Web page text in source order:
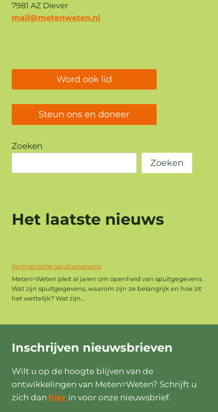
7981 AZ Diever
mail@metenweten.nl
Word ook lid
Steun ons en doneer
Zoeken
Zoeken
Het laatste nieuws
Kennisnotitie spuitgegevens
Meten=Weten pleit al jaren om openheid van spuitgegevens .
Wat zijn spuitgegevens, waarom zijn ze belangrijk en hoe zit
het wettelijk? Wat zijn...
Inschrijven nieuwsbrieven
Wilt u op de hoogte blijven van de
ontwikkelingen van Meten=Weten? Schrijft u
zich dan hier in voor onze nieuwsbrief.